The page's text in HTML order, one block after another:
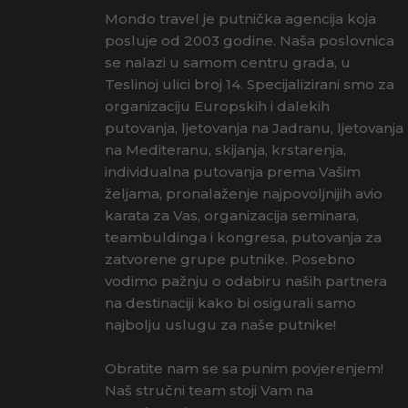
Mondo travel je putnička agencija koja
posluje od 2003 godine. Naša poslovnica
se nalazi u samom centru grada, u
Teslinoj ulici broj 14. Specijalizirani smo za
organizaciju Europskih i dalekih
putovanja, ljetovanja na Jadranu, ljetovanja
na Mediteranu, skijanja, krstarenja,
individualna putovanja prema Vašim
željama, pronalaženje najpovoljnijih avio
karata za Vas, organizacija seminara,
teambuldinga i kongresa, putovanja za
zatvorene grupe putnike. Posebno
vodimo pažnju o odabiru naših partnera
na destinaciji kako bi osigurali samo
najbolju uslugu za naše putnike!
Obratite nam se sa punim povjerenjem!
Naš stručni team stoji Vam na